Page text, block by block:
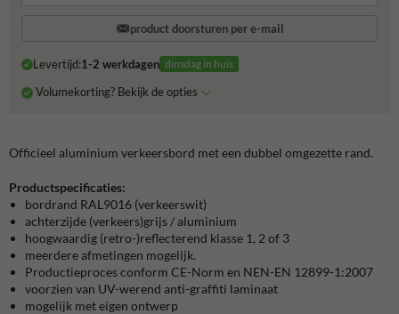
product doorsturen per e-mail
Levertijd:1-2 werkdagen dinsdag in huis
Volumekorting? Bekijk de opties
Officieel aluminium verkeersbord met een dubbel omgezette rand.
Productspecificaties:
bordrand RAL9016 (verkeerswit)
achterzijde (verkeers)grijs / aluminium
hoogwaardig (retro-)reflecterend klasse 1, 2 of 3
meerdere afmetingen mogelijk.
Productieproces conform CE-Norm en NEN-EN 12899-1:2007
voorzien van UV-werend anti-graffiti laminaat
mogelijk met eigen ontwerp